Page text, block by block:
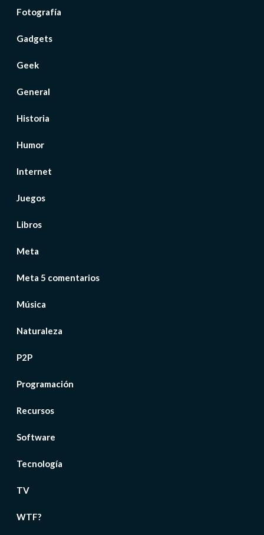
Fotografía
Gadgets
Geek
General
Historia
Humor
Internet
Juegos
Libros
Meta
Meta 5 comentarios
Música
Naturaleza
P2P
Programación
Recursos
Software
Tecnología
TV
WTF?